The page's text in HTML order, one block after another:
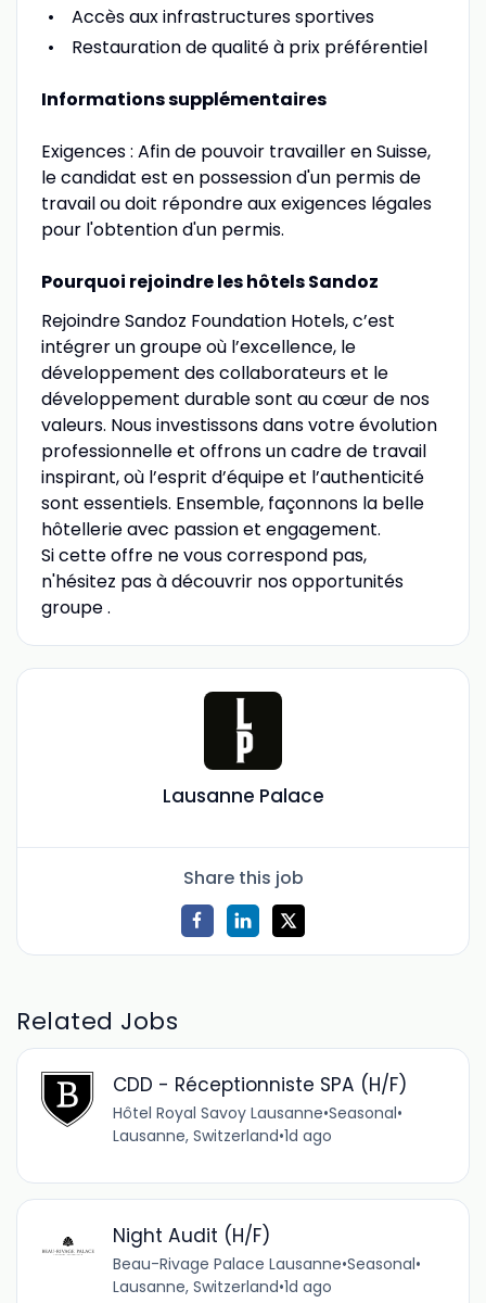
Accès aux infrastructures sportives
Restauration de qualité à prix préférentiel
Informations supplémentaires
Exigences : Afin de pouvoir travailler en Suisse,
le candidat est en possession d'un permis de
travail ou doit répondre aux exigences légales
pour l'obtention d'un permis.
Pourquoi rejoindre les hôtels Sandoz
Rejoindre Sandoz Foundation Hotels, c’est
intégrer un groupe où l’excellence, le
développement des collaborateurs et le
développement durable sont au cœur de nos
valeurs. Nous investissons dans votre évolution
professionnelle et offrons un cadre de travail
inspirant, où l’esprit d’équipe et l’authenticité
sont essentiels. Ensemble, façonnons la belle
hôtellerie avec passion et engagement.
Si cette offre ne vous correspond pas,
n'hésitez pas à découvrir nos opportunités
groupe .
Lausanne Palace
Share this job
Related Jobs
CDD - Réceptionniste SPA (H/F)
Hôtel Royal Savoy Lausanne•Seasonal•
Lausanne, Switzerland•1d ago
Night Audit (H/F)
Beau-Rivage Palace Lausanne•Seasonal•
Lausanne, Switzerland•1d ago